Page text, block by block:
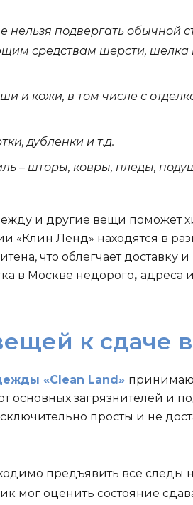
нельзя подвергать обычной
средствам шерсти, шелка
и кожи, в том числе с
дубленки и т.д.
– шторы, ковры, пледы,
и другие вещи поможет
«Клин Ленд» находятся в
что облегчает доставку и
в Москве недорого, адреса
к сдаче
«Clean Land»
загрязнителей и
просты и не
предъявить все следы
мог оценить состояние